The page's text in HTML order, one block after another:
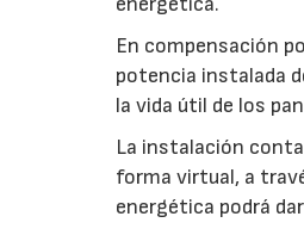
En compensación
potencia instalada
la vida útil de los
La instalación
forma virtual, a
energética podrá